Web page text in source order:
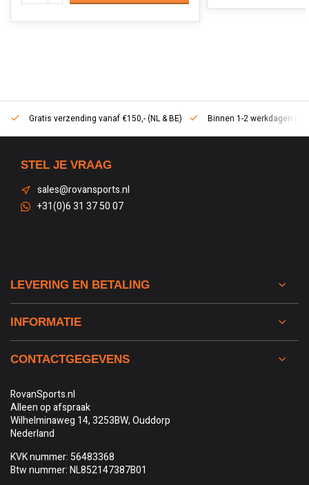
Gratis verzending vanaf €150,- (NL & BE) Binnen 1-2 werkdagen in
STEL JE VRAAG
sales@rovansports.nl
+31(0)6 31 37 50 07
LEVERING EN BETALING
INFORMATIE
CONTACTGEGEVENS
RovanSports.nl
Alleen op afspraak
Wilhelminaweg 14, 3253BW, Ouddorp
Nederland
KVK nummer: 56483368
Btw nummer: NL852147387B01